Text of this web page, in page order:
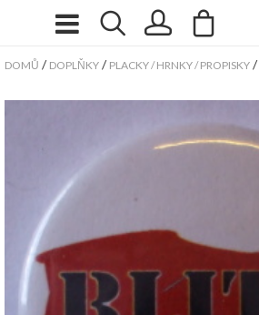
DOMŮ / DOPLŇKY / PLACKY / HRNKY / PROPISKY /